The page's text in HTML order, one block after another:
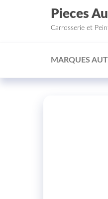
Aller au contenu
Pieces
Carrosserie et
MARQUES